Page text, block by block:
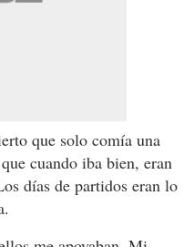
que solo comía una
cuando iba bien, eran
días de partidos eran lo